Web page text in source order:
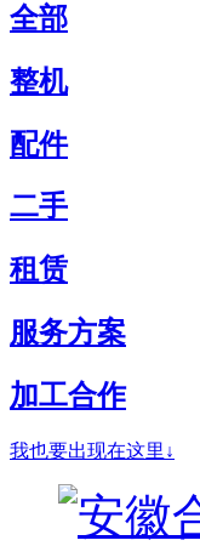
全部
整机
配件
二手
租赁
服务方案
加工合作
我也要出现在这里↓